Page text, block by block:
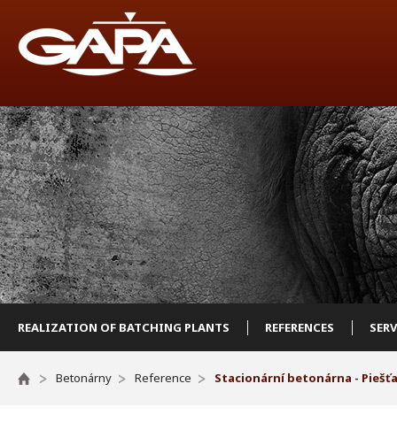
REALIZATION OF BATCHING PLANTS REFERENCES
Betonárny Reference Stacionární betonárna -